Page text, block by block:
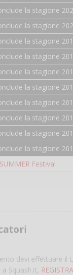
la stagione
la stagione
la stagione
la stagione
la stagione
la stagione
la stagione
la stagione
la stagione
la stagione
Festival
devi effettuare il
Squash.it,